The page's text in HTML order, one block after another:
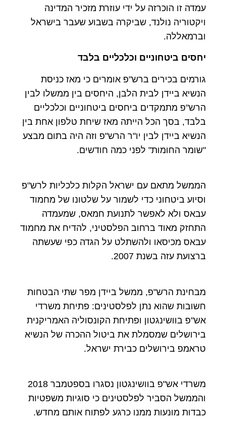
עמדה זו הוכרזה על ידי עוזרת מזכיר המדינה
ויקטוריה נולנד, שביקרה בשבוע שעבר בישראל
וברמאללה.
יחסים ביטחוניים וכלכליים בלבד
גורמים בכירים ברש"פ אומרים כי מאז כניסת
הנשיא ביידן לבית הלבן, היחסים בין ממשלו לבין
הרש"פ מתמקדים ביחסים ביטחוניים וכלכליים
בלבד, בסך הכל הייתה מאז שיחת טלפון אחת בין
הנשיא ביידן לבין יו"ר הרש"פ וזה היה בתום מבצע
"שומר החומות" לפני כמה חודשים.
הממשל מתאם עם ישראל הקלות כלכליות לרש"פ
וסיוע ביטחוני כדי לשמור על שלטונו של מחמוד
עבאס ולא לאפשר לתנועת חמאס, שמעמדה
התחזק מאוד ברחוב הפלסטיני, להדיח את מחמוד
עבאס מכיסאו ולהשתלט על הגדה כפי שעשתה
ברצועת עזה בשנת 2007.
מבחינת הרש"פ, ממשל ביידן מפר שתי הבטחות
חשובות שהוא נתן לפלסטינים: פתיחת משרדי
אש"פ בוושינגטון ופתיחת הקונסוליה האמריקנית
בירושלים שמסמלת את ביטול ההכרה של הנשיא
טראמפ בירושלים כבירת ישראל.
משרדי אש"פ בוושינגטון נסגרו בספטמבר 2018
והממשל הסביר לפלסטינים כי סוגיות משפטיות
כבדות מונעות ממנו כרגע לפתוח אותם מחדש.